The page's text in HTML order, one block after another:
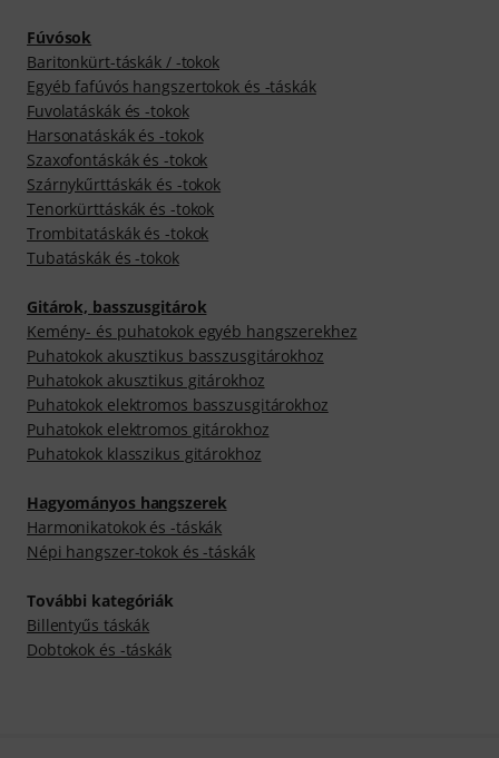
Fúvósok
Baritonkürt-táskák / -tokok
Egyéb fafúvós hangszertokok és -táskák
Fuvolatáskák és -tokok
Harsonatáskák és -tokok
Szaxofontáskák és -tokok
Szárnykűrttáskák és -tokok
Tenorkürttáskák és -tokok
Trombitatáskák és -tokok
Tubatáskák és -tokok
Gitárok, basszusgitárok
Kemény- és puhatokok egyéb hangszerekhez
Puhatokok akusztikus basszusgitárokhoz
Puhatokok akusztikus gitárokhoz
Puhatokok elektromos basszusgitárokhoz
Puhatokok elektromos gitárokhoz
Puhatokok klasszikus gitárokhoz
Hagyományos hangszerek
Harmonikatokok és -táskák
Népi hangszer-tokok és -táskák
További kategóriák
Billentyűs táskák
Dobtokok és -táskák